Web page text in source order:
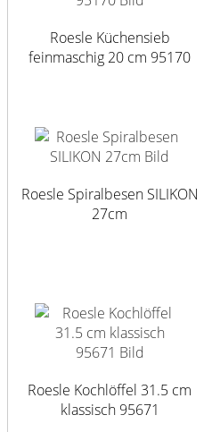
Roesle Küchensieb
feinmaschig 20 cm 95170
Roesle Spiralbesen SILIKON
27cm
Roesle Kochlöffel 31.5 cm
klassisch 95671